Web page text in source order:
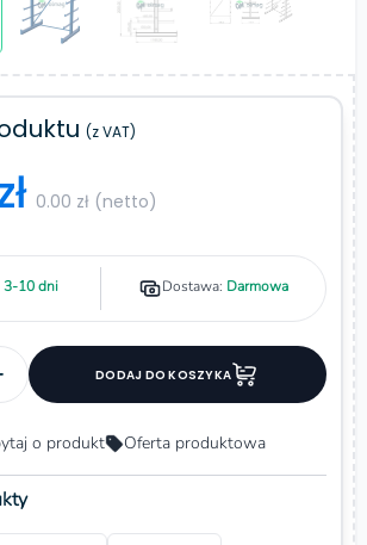
(z VAT)
0.00 zł (netto)
3-10 dni Dostawa: Darmowa
DODAJ DO KOSZYKA
o produkt Oferta produktowa